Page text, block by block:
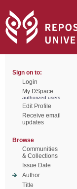
Sign on to:
Login
My DSpace
authorized users
Edit Profile
Receive email
updates
Browse
Communities
& Collections
Issue Date
Author
Title